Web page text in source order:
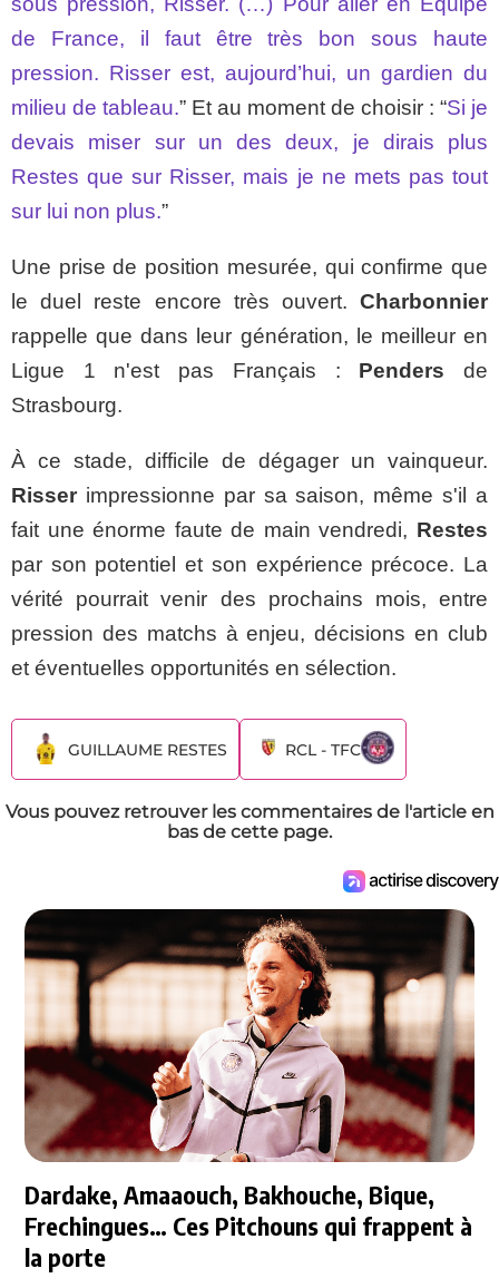
de France, il faut être très bon sous haute
pression. Risser est, aujourd’hui, un gardien du
milieu de tableau.” Et au moment de choisir : “Si je
devais miser sur un des deux, je dirais plus
Restes que sur Risser, mais je ne mets pas tout
sur lui non plus.”
Une prise de position mesurée, qui confirme que
le duel reste encore très ouvert. Charbonnier
rappelle que dans leur génération, le meilleur en
Ligue 1 n'est pas Français : Penders de
Strasbourg.
À ce stade, difficile de dégager un vainqueur.
Risser impressionne par sa saison, même s'il a
fait une énorme faute de main vendredi, Restes
par son potentiel et son expérience précoce. La
vérité pourrait venir des prochains mois, entre
pression des matchs à enjeu, décisions en club
et éventuelles opportunités en sélection.
GUILLAUME RESTES RCL - TFC
Vous pouvez retrouver les commentaires de l'article en
bas de cette page.
Dardake, Amaaouch, Bakhouche, Bique,
Frechingues… Ces Pitchouns qui frappent à
la porte